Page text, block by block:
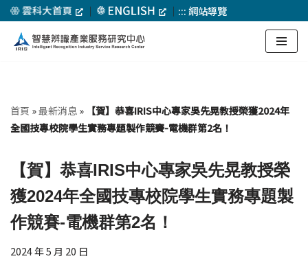
Skip
to
｜ ｜ :::網站導覽
首頁 »最新消息 » 【賀】恭喜IRIS中心專家吳先晃教授榮獲2024年
全國技專校院學生實務專題製作競賽-電機群第2名！
【賀】恭喜IRIS中心專家吳先晃教授榮
獲2024年全國技專校院學生實務專題製
作競賽-電機群第2名！
2024 年 5 月 20 日